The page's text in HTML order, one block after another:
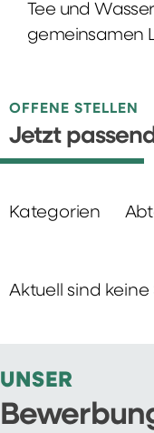
Tee und
gemeinsamen
OFFENE STELLEN
Jetzt
Kategorien
Aktuell sind
UNSER